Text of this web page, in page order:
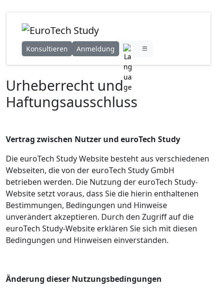
Konsultieren Anmeldung
Urheberrecht und
Haftungsausschluss
Vertrag zwischen Nutzer und euroTech Study
Die euroTech Study Website besteht aus verschiedenen
Webseiten, die von der euroTech Study GmbH
betrieben werden. Die Nutzung der euroTech Study-
Website setzt voraus, dass Sie die hierin enthaltenen
Bestimmungen, Bedingungen und Hinweise
unverändert akzeptieren. Durch den Zugriff auf die
euroTech Study-Website erklären Sie sich mit diesen
Bedingungen und Hinweisen einverstanden.
Änderung dieser Nutzungsbedingungen